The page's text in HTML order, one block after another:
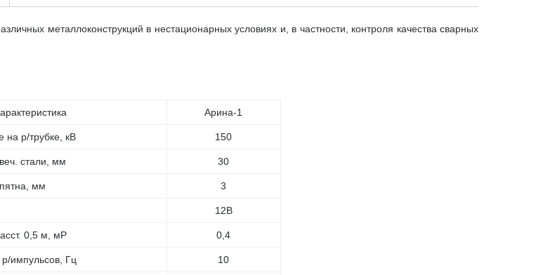
металлоконструкций в нестационарных условиях и, в частности, контроля качества сварных
Арина-1
на р/трубке, кВ 150
стали, мм 30
мм 3
12В
0,5 м, мР 0,4
импульсов, Гц 10